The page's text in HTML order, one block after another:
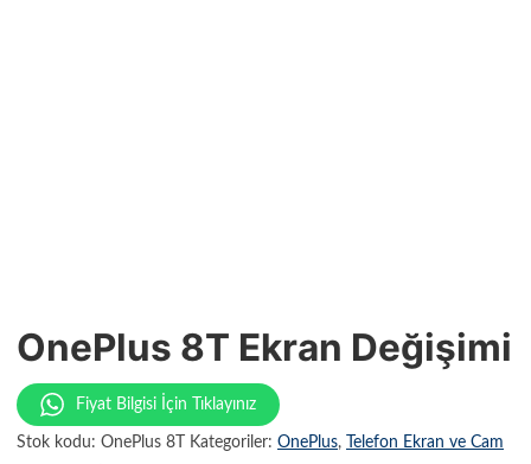
OnePlus 8T Ekran Değişimi
Fiyat Bilgisi İçin Tıklayınız
Stok kodu: OnePlus 8T Kategoriler: OnePlus,
Telefon Ekran ve Cam